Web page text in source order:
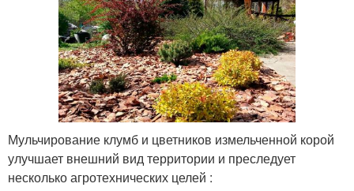
Мульчирование клумб и цветников измельченной корой
улучшает внешний вид территории и преследует
несколько агротехнических целей :